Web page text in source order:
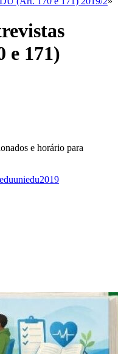
e 171)
e horário para
uniedu2019